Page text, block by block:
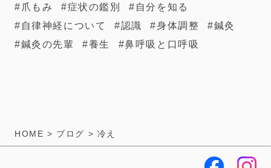
爪もみ
症状の鑑別
自分を知る
自律神経について
認識 身体調整
鍼灸
鍼灸の先輩
養生 鼻呼吸と口呼吸
HOME > ブログ > 冷え